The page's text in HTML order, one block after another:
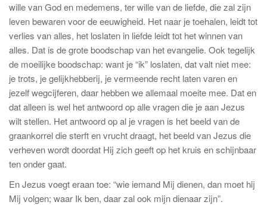
wille van God en medemens, ter wille van de liefde, die zal zijn
leven bewaren voor de eeuwigheid. Het naar je toehalen, leidt tot
verlies van alles, het loslaten in liefde leidt tot het winnen van
alles. Dat is de grote boodschap van het evangelie. Ook tegelijk
de moeilijke boodschap: want je “ik” loslaten, dat valt niet mee:
je trots, je gelijkhebberij, je vermeende recht laten varen en
jezelf wegcijferen, daar hebben we allemaal moeite mee. Dat en
dat alleen is wel het antwoord op alle vragen die je aan Jezus
wilt stellen. Het antwoord op al je vragen is het beeld van de
graankorrel die sterft en vrucht draagt, het beeld van Jezus die
verheven wordt doordat Hij zich geeft op het kruis en schijnbaar
ten onder gaat.
En Jezus voegt eraan toe: “wie iemand Mij dienen, dan moet hij
Mij volgen; waar Ik ben, daar zal ook mijn dienaar zijn”.